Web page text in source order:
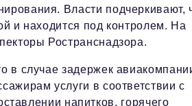
Власти подчеркивают,
и находится под контролем. На
Ространснадзора.
в случае задержек
услуги в соответствии с
напитков, горячего